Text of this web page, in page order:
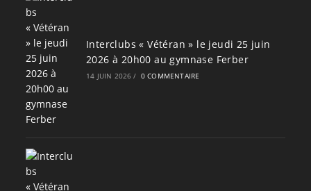
Interclubs « Vétéran » le jeudi 25 juin
2026 à 20h00 au gymnase Ferber
14 JUIN 2026 / 0 COMMENTAIRE